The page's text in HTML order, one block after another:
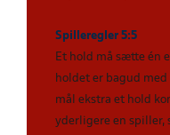
Spilleregler 5:5
Et hold må sætte én
holdet er bagud
mål ekstra et hold
yderligere en spiller,